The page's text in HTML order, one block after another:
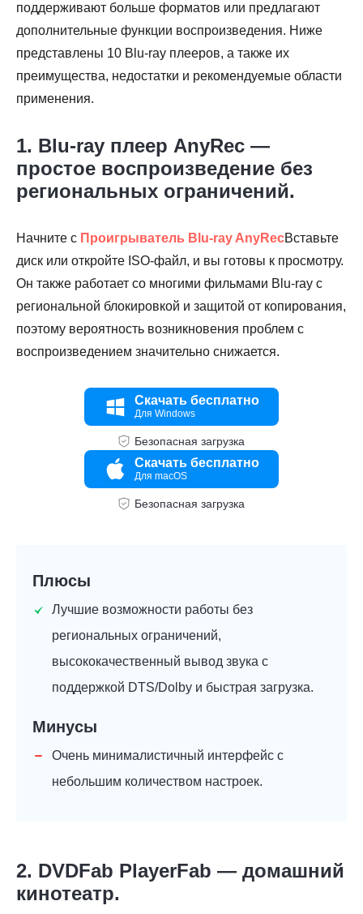
поддерживают больше форматов или предлагают
дополнительные функции воспроизведения. Ниже
представлены 10 Blu-ray плееров, а также их
преимущества, недостатки и рекомендуемые области
применения.
1. Blu-ray плеер AnyRec —
простое воспроизведение без
региональных ограничений.
Начните с Проигрыватель Blu-ray AnyRecВставьте
диск или откройте ISO-файл, и вы готовы к просмотру.
Он также работает со многими фильмами Blu-ray с
региональной блокировкой и защитой от копирования,
поэтому вероятность возникновения проблем с
воспроизведением значительно снижается.
Скачать бесплатно
Для Windows
Безопасная загрузка
Скачать бесплатно
Для macOS
Безопасная загрузка
Плюсы
Лучшие возможности работы без
региональных ограничений,
высококачественный вывод звука с
поддержкой DTS/Dolby и быстрая загрузка.
Минусы
Очень минималистичный интерфейс с
небольшим количеством настроек.
2. DVDFab PlayerFab — домашний
кинотеатр.